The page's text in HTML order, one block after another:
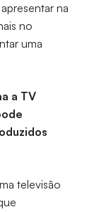
na
no
uma
a TV
televisão